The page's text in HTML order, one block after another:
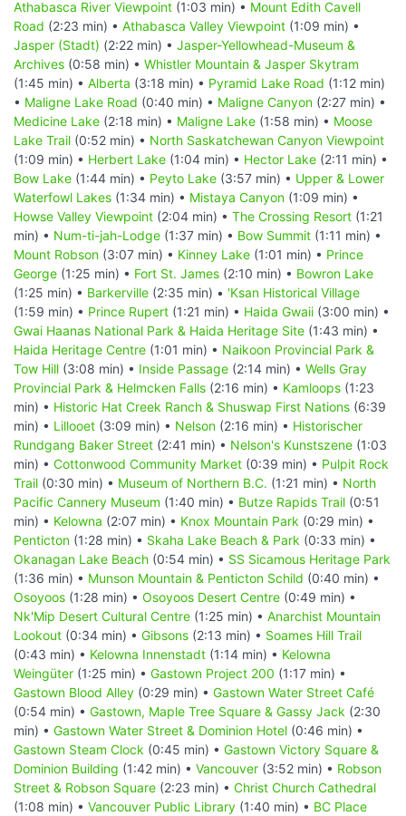
Athabasca River Viewpoint (1:03 min) • Mount Edith Cavell
Road (2:23 min) • Athabasca Valley Viewpoint (1:09 min) •
Jasper (Stadt) (2:22 min) • Jasper-Yellowhead-Museum &
Archives (0:58 min) • Whistler Mountain & Jasper Skytram
(1:45 min) • Alberta (3:18 min) • Pyramid Lake Road (1:12 min)
• Maligne Lake Road (0:40 min) • Maligne Canyon (2:27 min) •
Medicine Lake (2:18 min) • Maligne Lake (1:58 min) • Moose
Lake Trail (0:52 min) • North Saskatchewan Canyon Viewpoint
(1:09 min) • Herbert Lake (1:04 min) • Hector Lake (2:11 min) •
Bow Lake (1:44 min) • Peyto Lake (3:57 min) • Upper & Lower
Waterfowl Lakes (1:34 min) • Mistaya Canyon (1:09 min) •
Howse Valley Viewpoint (2:04 min) • The Crossing Resort (1:21
min) • Num-ti-jah-Lodge (1:37 min) • Bow Summit (1:11 min) •
Mount Robson (3:07 min) • Kinney Lake (1:01 min) • Prince
George (1:25 min) • Fort St. James (2:10 min) • Bowron Lake
(1:25 min) • Barkerville (2:35 min) • 'Ksan Historical Village
(1:59 min) • Prince Rupert (1:21 min) • Haida Gwaii (3:00 min) •
Gwai Haanas National Park & Haida Heritage Site (1:43 min) •
Haida Heritage Centre (1:01 min) • Naikoon Provincial Park &
Tow Hill (3:08 min) • Inside Passage (2:14 min) • Wells Gray
Provincial Park & Helmcken Falls (2:16 min) • Kamloops (1:23
min) • Historic Hat Creek Ranch & Shuswap First Nations (6:39
min) • Lillooet (3:09 min) • Nelson (2:16 min) • Historischer
Rundgang Baker Street (2:41 min) • Nelson's Kunstszene (1:03
min) • Cottonwood Community Market (0:39 min) • Pulpit Rock
Trail (0:30 min) • Museum of Northern B.C. (1:21 min) • North
Pacific Cannery Museum (1:40 min) • Butze Rapids Trail (0:51
min) • Kelowna (2:07 min) • Knox Mountain Park (0:29 min) •
Penticton (1:28 min) • Skaha Lake Beach & Park (0:33 min) •
Okanagan Lake Beach (0:54 min) • SS Sicamous Heritage Park
(1:36 min) • Munson Mountain & Penticton Schild (0:40 min) •
Osoyoos (1:28 min) • Osoyoos Desert Centre (0:49 min) •
Nk'Mip Desert Cultural Centre (1:25 min) • Anarchist Mountain
Lookout (0:34 min) • Gibsons (2:13 min) • Soames Hill Trail
(0:43 min) • Kelowna Innenstadt (1:14 min) • Kelowna
Weingüter (1:25 min) • Gastown Project 200 (1:17 min) •
Gastown Blood Alley (0:29 min) • Gastown Water Street Café
(0:54 min) • Gastown, Maple Tree Square & Gassy Jack (2:30
min) • Gastown Water Street & Dominion Hotel (0:46 min) •
Gastown Steam Clock (0:45 min) • Gastown Victory Square &
Dominion Building (1:42 min) • Vancouver (3:52 min) • Robson
Street & Robson Square (2:23 min) • Christ Church Cathedral
(1:08 min) • Vancouver Public Library (1:40 min) • BC Place